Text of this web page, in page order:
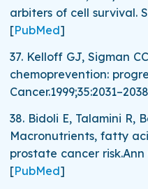
arbiters of cell survival.
[PubMed]
37. Kelloff GJ, Sigman
chemoprevention:
Cancer.1999;35
38. Bidoli E, Talamini R,
Macronutrients, fatty
prostate cancer risk.Ann
[PubMed]